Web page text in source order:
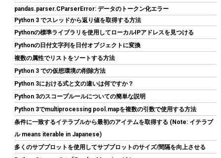
ASUS NVIDIA GeForce RTX 5070Ti ビデオカード 16GB GDDR7
PCI Express 5.0 / PRIME-RTX5070TI-O16G 国内正規代理店品
(54432) GBP 784.05
こちら)
pandas.parser.CParserError: データのトークン化エラー
Python 3 でスレッドから返り値を取得する方法
Pythonの標準ライブラリを使用してローカルIPアドレスを見つける
Pythonの日付文字列を日付オブジェクトに変換
複数の属性でリストをソートする方法
Python 3 での仮想環境の削除方法
Python 3における式と文の違いは何ですか？
Python 3のスコープルールについての簡単な説明
Python 3でmultiprocessing pool.mapを複数の引数で使用する方法
条件に一致するイテラブルから最初のアイテムを取得する (Note: イテラブ
ル means iterable in Japanese)
多くのサブプロットを使用してサブプロットのサイズ/間隔を向上させる